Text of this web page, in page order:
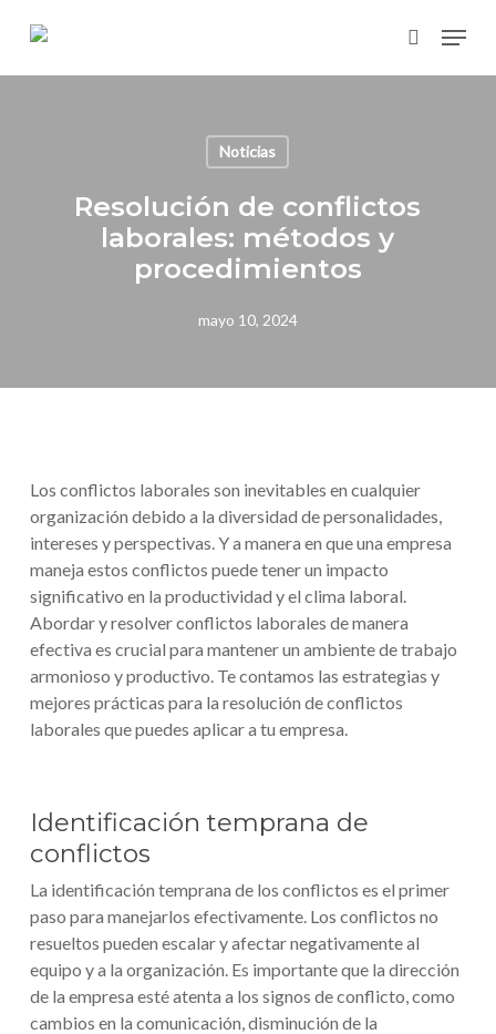
search
Menu
Noticias
Resolución de conflictos
laborales: métodos y
procedimientos
mayo 10, 2024
Los conflictos laborales son inevitables en cualquier
organización debido a la diversidad de personalidades,
intereses y perspectivas. Y a manera en que una empresa
maneja estos conflictos puede tener un impacto
significativo en la productividad y el clima laboral.
Abordar y resolver conflictos laborales de manera
efectiva es crucial para mantener un ambiente de trabajo
armonioso y productivo. Te contamos las estrategias y
mejores prácticas para la resolución de conflictos
laborales que puedes aplicar a tu empresa.
Identificación temprana de
conflictos
La identificación temprana de los conflictos es el primer
paso para manejarlos efectivamente. Los conflictos no
resueltos pueden escalar y afectar negativamente al
equipo y a la organización. Es importante que la dirección
de la empresa esté atenta a los signos de conflicto, como
cambios en la comunicación, disminución de la